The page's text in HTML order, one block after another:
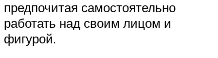
предпочитая самостоятельно
работать над своим лицом и
фигурой.